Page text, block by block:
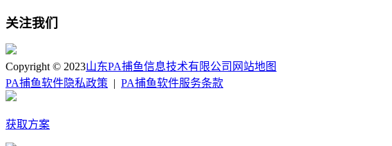
关注我们
Copyright © 2023山东PA捕鱼信息技术有限公司 网站地图
PA捕鱼软件隐私政策
PA捕鱼软件服务条款
获取方案